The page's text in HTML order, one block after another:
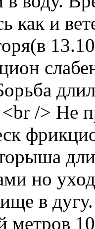
как и
/> Не
но
в
метров